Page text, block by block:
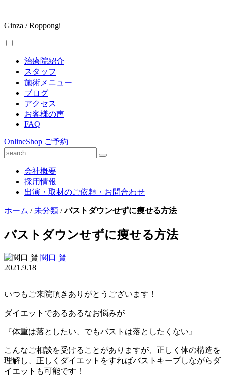
Ginza / Roppongi
治療院紹介
スタッフ
施術メニュー
ブログ
アクセス
お客様の声
FAQ
OnlineShop ご予約
会社概要
採用情報
出演・取材のご依頼・お問合わせ
ホーム / 未分類 /バストダウンせずに痩せる方法
バストダウンせずに痩せる方法
関口 賢
2021.9.18
いつもご来院頂きありがとうございます！
ダイエットであるあるなお悩みが
『体重は落としたい、でもバストは落としたくない』
こんなご相談を受けることがありますが、正しく体の構造を
理解し、正しくダイエットをすればバストキープしながらダ
イエットも可能です！